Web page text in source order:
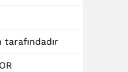
tarafındadır